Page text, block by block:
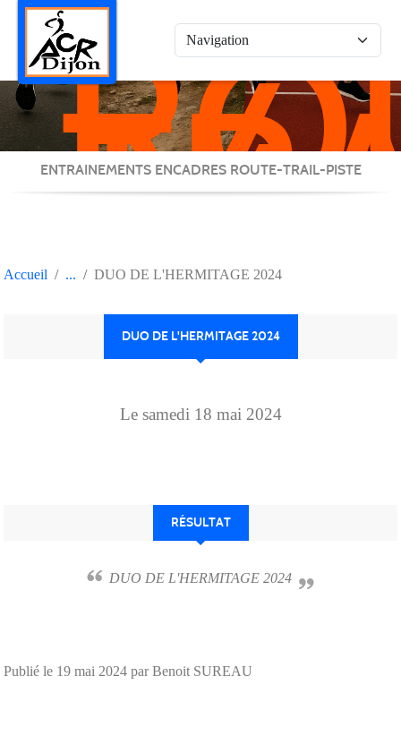
/
/
ENTRAINEMENTS ENCADRES ROUTE-TRAIL-PISTE
Accueil DUO DE L'HERMITAGE 2024
DUO DE L'HERMITAGE 2024
Le samedi 18 mai 2024
RÉSULTAT
DUO DE L'HERMITAGE 2024
Publié le 19 mai 2024 par Benoit SUREAU
Panneau de gestion des cookies